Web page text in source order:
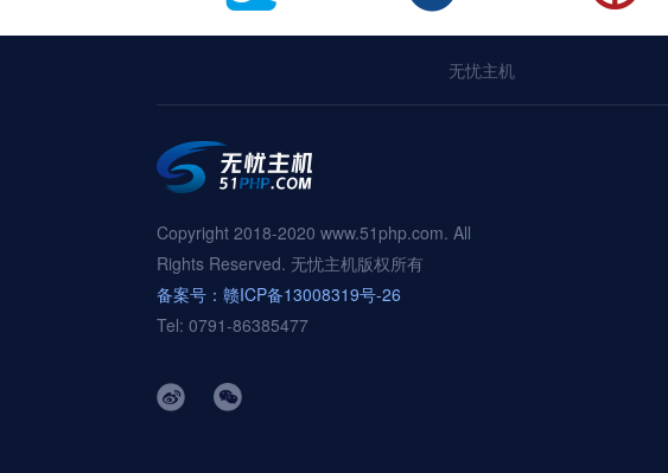
无忧主机
Copyright 2018-2020 www.51php.com. All
Rights Reserved. 无忧主机版权所有
备案号：赣ICP备13008319号-26
Tel: 0791-86385477